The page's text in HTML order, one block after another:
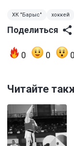
ХК "Барыс" хоккей
Поделиться
0 0 0
Читайте